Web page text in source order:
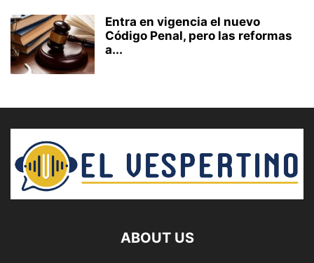
Entra en vigencia el nuevo
Código Penal, pero las reformas
a...
ABOUT US